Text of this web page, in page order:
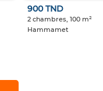
900 TND
2 chambres, 100 m²
Hammamet